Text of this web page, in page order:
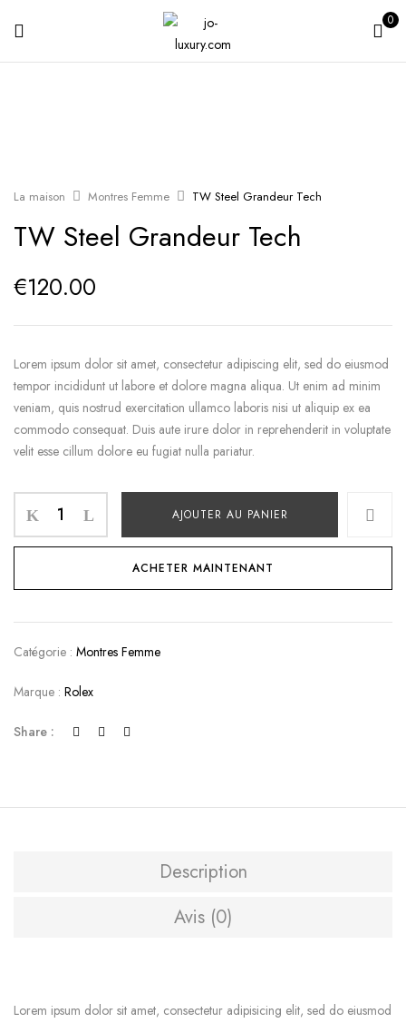
0
La maison Montres Femme TW Steel Grandeur Tech
TW Steel Grandeur Tech
€120.00
Lorem ipsum dolor sit amet, consectetur adipiscing elit, sed do eiusmod
tempor incididunt ut labore et dolore magna aliqua. Ut enim ad minim
veniam, quis nostrud exercitation ullamco laboris nisi ut aliquip ex ea
commodo consequat. Duis aute irure dolor in reprehenderit in voluptate
velit esse cillum dolore eu fugiat nulla pariatur.
AJOUTER AU PANIER
ACHETER MAINTENANT
Catégorie : Montres Femme
Marque : Rolex
Share :
Description
Avis (0)
Lorem ipsum dolor sit amet, consectetur adipisicing elit, sed do eiusmod